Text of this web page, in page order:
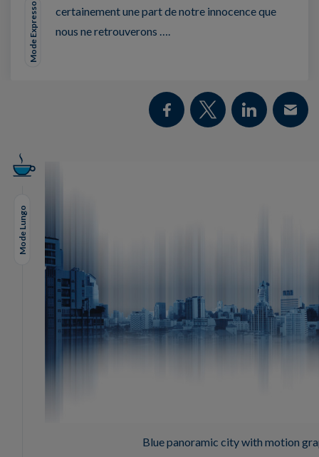
Mode Expresso
certainement une part de notre innocence que
nous ne retrouverons ….
Mode Lungo
Blue panoramic city with motion